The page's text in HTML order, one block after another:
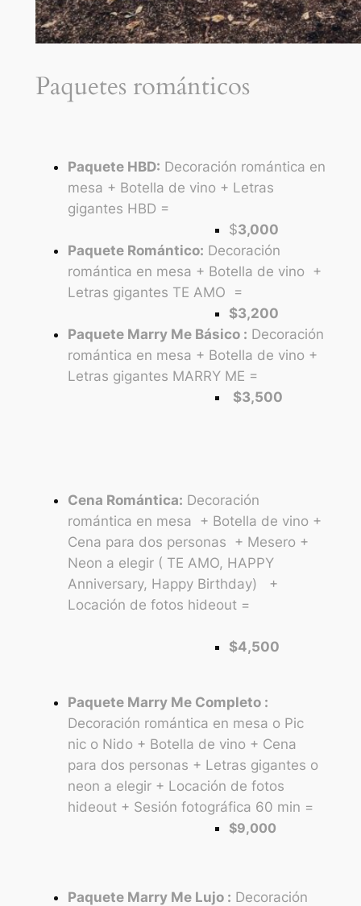
Paquetes románticos
Paquete HBD: Decoración romántica en
mesa + Botella de vino + Letras
gigantes HBD =
$3,000
Paquete Romántico: Decoración
romántica en mesa + Botella de vino +
Letras gigantes TE AMO =
$3,200
Paquete Marry Me Básico : Decoración
romántica en mesa + Botella de vino +
Letras gigantes MARRY ME =
$3,500
Cena Romántica: Decoración
romántica en mesa + Botella de vino +
Cena para dos personas + Mesero +
Neon a elegir ( TE AMO, HAPPY
Anniversary, Happy Birthday) +
Locación de fotos hideout =
$4,500
Paquete Marry Me Completo :
Decoración romántica en mesa o Pic
nic o Nido + Botella de vino + Cena
para dos personas + Letras gigantes o
neon a elegir + Locación de fotos
hideout + Sesión fotográfica 60 min =
$9,000
Paquete Marry Me Lujo : Decoración